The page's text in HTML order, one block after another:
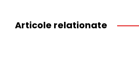
Articole relationate